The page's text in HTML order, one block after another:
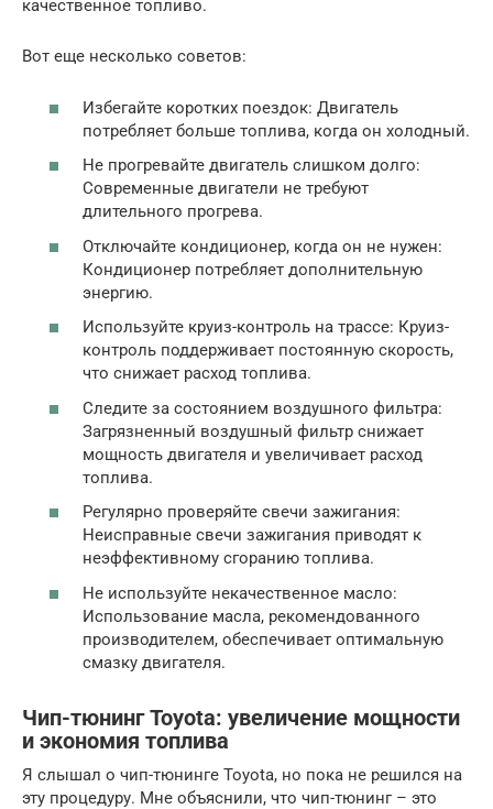
качественное топливо.
Вот еще несколько советов:
Избегайте коротких поездок: Двигатель
потребляет больше топлива, когда он холодный.
Не прогревайте двигатель слишком долго:
Современные двигатели не требуют
длительного прогрева.
Отключайте кондиционер, когда он не нужен:
Кондиционер потребляет дополнительную
энергию.
Используйте круиз-контроль на трассе: Круиз-
контроль поддерживает постоянную скорость,
что снижает расход топлива.
Следите за состоянием воздушного фильтра:
Загрязненный воздушный фильтр снижает
мощность двигателя и увеличивает расход
топлива.
Регулярно проверяйте свечи зажигания:
Неисправные свечи зажигания приводят к
неэффективному сгоранию топлива.
Не используйте некачественное масло:
Использование масла, рекомендованного
производителем, обеспечивает оптимальную
смазку двигателя.
Чип-тюнинг Toyota: увеличение мощности
и экономия топлива
Я слышал о чип-тюнинге Toyota, но пока не решился на
эту процедуру. Мне объяснили, что чип-тюнинг – это